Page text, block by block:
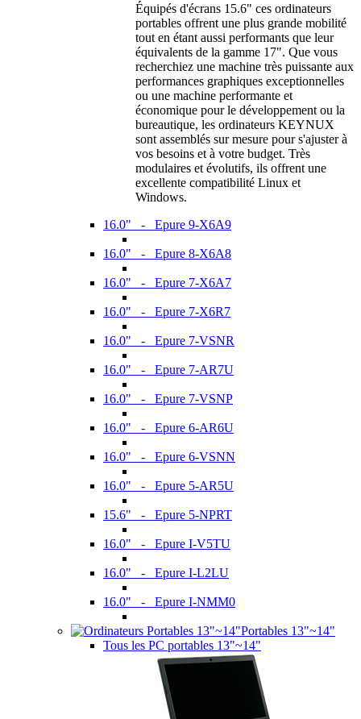
Équipés d'écrans 15.6" ces ordinateurs
portables offrent une plus grande mobilité
tout en étant aussi performants que leur
équivalents de la gamme 17". Que vous
recherchiez une machine très puissante aux
performances graphiques exceptionnelles
ou une machine performante et
économique pour le développement ou la
bureautique, les ordinateurs KEYNUX
sont assemblés sur mesure pour s'ajuster à
vos besoins et à votre budget. Très
modulaires et évolutifs, ils offrent une
excellente compatibilité Linux et
Windows.
16.0" - Epure 9-X6A9
16.0" - Epure 8-X6A8
16.0" - Epure 7-X6A7
16.0" - Epure 7-X6R7
16.0" - Epure 7-VSNR
16.0" - Epure 7-AR7U
16.0" - Epure 7-VSNP
16.0" - Epure 6-AR6U
16.0" - Epure 6-VSNN
16.0" - Epure 5-AR5U
15.6" - Epure 5-NPRT
16.0" - Epure I-V5TU
16.0" - Epure I-L2LU
16.0" - Epure I-NMM0
Portables 13"~14"
Tous les PC portables 13"~14"